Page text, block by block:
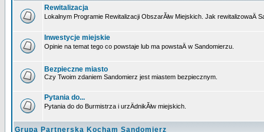
Rewitalizacja
Lokalnym Programie Rewitalizacji ObszarĂłw Miejskich. Jak rewitalizowaÄ
Inwestycje miejskie
Opinie na temat tego co powstaje lub ma powstaÄ w Sandomierzu.
Bezpieczne miasto
Czy Twoim zdaniem Sandomierz jest miastem bezpiecznym.
Pytania do...
Pytania do do Burmistrza i urzÄdnikĂłw miejskich.
Grupa Partnerska Kocham Sandomierz